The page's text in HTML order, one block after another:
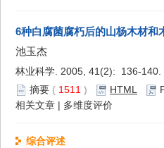
6种白腐菌腐朽后的山杨木材和
池玉杰
林业科学. 2005, 41(2): 136-
摘要 ( 1511 ) HTML
相关文章 | 多维度评价
综合评述